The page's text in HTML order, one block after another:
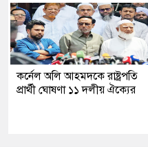
কর্নেল অলি আহমদকে রাষ্ট্রপতি
প্রার্থী ঘোষণা ১১ দলীয় ঐক্যের